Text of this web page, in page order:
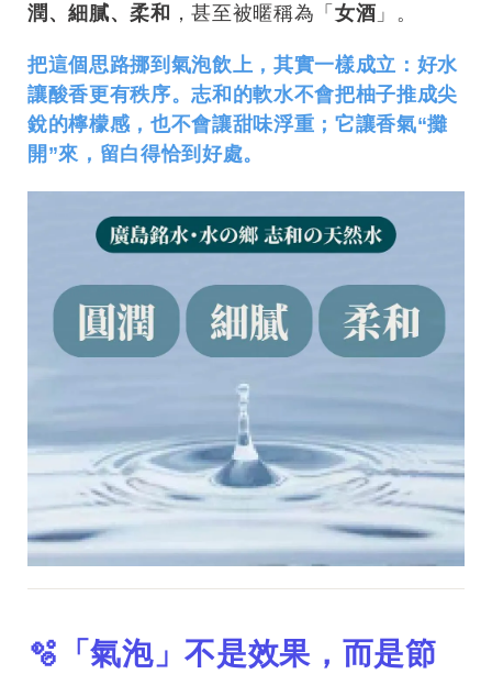
潤、細膩、柔和 ，甚至被暱稱為「女酒 」。
把這個思路挪到氣泡飲上，其實一樣成立：好水
讓酸香更有秩序。志和的軟水不會把柚子推成尖
銳的檸檬感，也不會讓甜味浮重；它讓香氣“攤
開”來，留白得恰到好處。
🫧「氣泡」不是效果，而是節